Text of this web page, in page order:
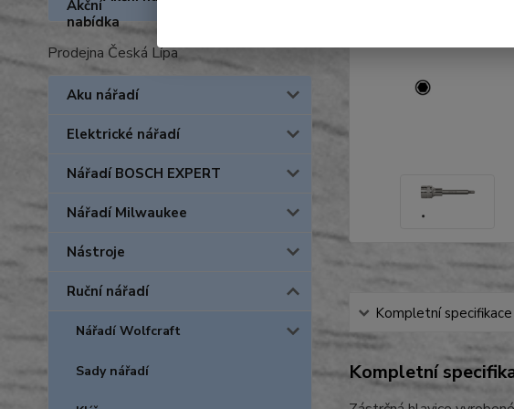
Prodejna Česká Lípa
Aku nářadí
Elektrické nářadí
Nářadí BOSCH EXPERT
Nářadí Milwaukee
Nástroje
Ruční nářadí
Nářadí Wolfcraft
Sady nářadí
Kompletní specifikace
Kompletní